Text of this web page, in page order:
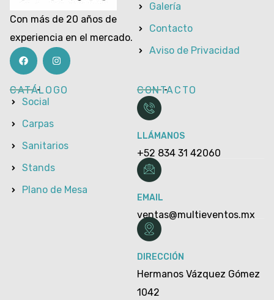
Con más de 20 años de
experiencia en el mercado.
Galería
Contacto
Aviso de Privacidad
CATÁLOGO
Social
Carpas
Sanitarios
Stands
Plano de Mesa
CONTACTO
LLÁMANOS
+52 834 31 42060
EMAIL
ventas@multieventos.mx
DIRECCIÓN
Hermanos Vázquez Gómez
1042